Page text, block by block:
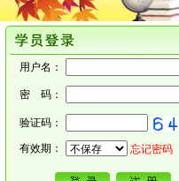
用户名：
密 码：
验证码：
有效期： 忘记密码